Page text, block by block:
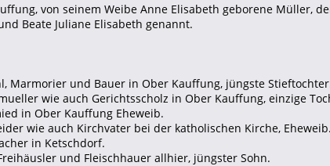
von seinem Weibe Anne Elisabeth geborene Müller,
Beate Juliane Elisabeth genannt.
Marmorier und Bauer in Ober Kauffung, jüngste
wie auch Gerichtsscholz in Ober Kauffung, einzige
in Ober Kauffung Eheweib.
wie auch Kirchvater bei der katholischen Kirche, Eheweib.
in Ketschdorf.
und Fleischhauer allhier, jüngster Sohn.